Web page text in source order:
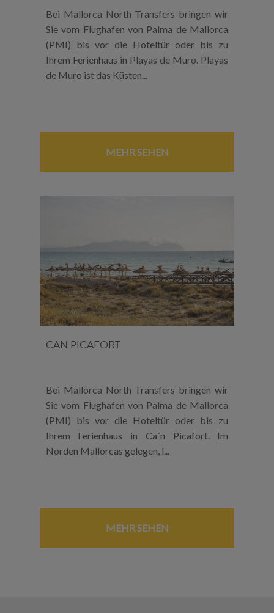
Bei Mallorca North Transfers bringen wir
Sie vom Flughafen von Palma de Mallorca
(PMI) bis vor die Hoteltür oder bis zu
Ihrem Ferienhaus in Playas de Muro. Playas
de Muro ist das Küsten...
MEHR SEHEN
CAN PICAFORT
Bei Mallorca North Transfers bringen wir
Sie vom Flughafen von Palma de Mallorca
(PMI) bis vor die Hoteltür oder bis zu
Ihrem Ferienhaus in Ca´n Picafort. Im
Norden Mallorcas gelegen, l...
MEHR SEHEN